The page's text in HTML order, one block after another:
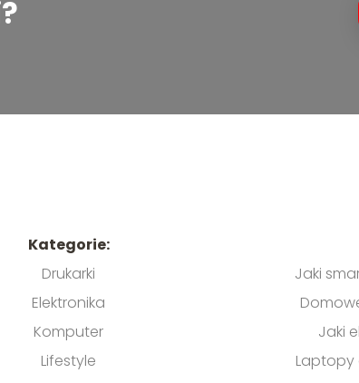
Kategorie:
Drukarki
Elektronika
Komputer
Lifestyle
Jaki
Jaki
Laptopy